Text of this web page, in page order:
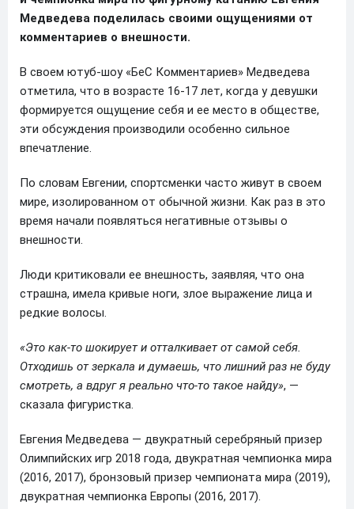
Медведева поделилась своими ощущениями от
комментариев о внешности.
В своем ютуб-шоу «БеС Комментариев» Медведева
отметила, что в возрасте 16-17 лет, когда у девушки
формируется ощущение себя и ее место в обществе,
эти обсуждения производили особенно сильное
впечатление.
По словам Евгении, спортсменки часто живут в своем
мире, изолированном от обычной жизни. Как раз в это
время начали появляться негативные отзывы о
внешности.
Люди критиковали ее внешность, заявляя, что она
страшна, имела кривые ноги, злое выражение лица и
редкие волосы.
«Это как-то шокирует и отталкивает от самой себя.
Отходишь от зеркала и думаешь, что лишний раз не буду
смотреть, а вдруг я реально что-то такое найду», —
сказала фигуристка.
Евгения Медведева — двукратный серебряный призер
Олимпийских игр 2018 года, двукратная чемпионка мира
(2016, 2017), бронзовый призер чемпионата мира (2019),
двукратная чемпионка Европы (2016, 2017).